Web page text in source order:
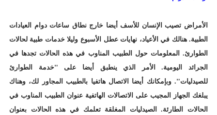
الأمراض تصيب الإنسان للأسف أيضا خارج نطاق ساعات دوام العيادات
الطبية. هنالك في الأعياد، نهايات عطل الأسبوع وليلا خدمات طبية لحالات
الطوارئ. المعلومات حول الطبيب المناوب في هذه الحالات تجدها في
الجرائد اليومية. الأمر الذي ينطبق أيضا على "خدمة الطوارئ
للصيدليات". وبإمكانك أيضا الاتصال هاتفيا بالطبيب المجاور لك، وهناك
يبلغك الجهاز المجيب على الاتصالات الهاتفية عنوان الطبيب المناوب في
الحالات الطارئة. الصيدليات المغلقة تعلمك في هذه الحالات بعنوان